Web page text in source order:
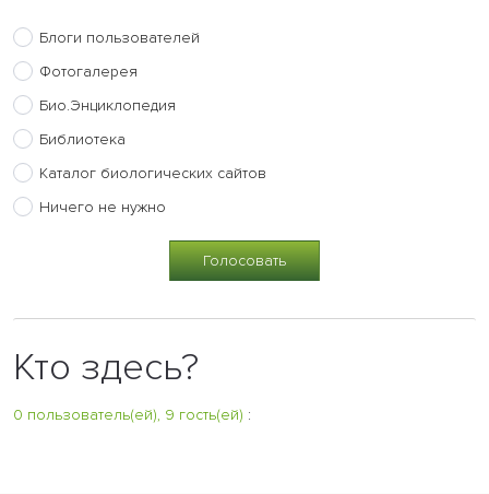
Блоги пользователей
Фотогалерея
Био.Энциклопедия
Библиотека
Каталог биологических сайтов
Ничего не нужно
Кто здесь?
0 пользователь(ей), 9 гость(ей) :